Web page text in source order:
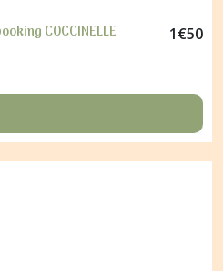
COCCINELLE 1€50